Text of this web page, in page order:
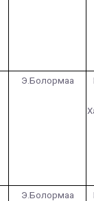
Э.Болормаа
Э.Болормаа